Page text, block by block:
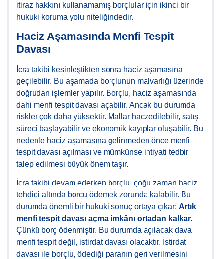
itiraz hakkını kullanamamış borçlular için ikinci bir
hukuki koruma yolu niteliğindedir.
Haciz Aşamasında Menfi Tespit
Davası
İcra takibi kesinleştikten sonra haciz aşamasına
geçilebilir. Bu aşamada borçlunun malvarlığı üzerinde
doğrudan işlemler yapılır. Borçlu, haciz aşamasında
dahi menfi tespit davası açabilir. Ancak bu durumda
riskler çok daha yüksektir. Mallar haczedilebilir, satış
süreci başlayabilir ve ekonomik kayıplar oluşabilir. Bu
nedenle haciz aşamasına gelinmeden önce menfi
tespit davası açılması ve mümkünse ihtiyati tedbir
talep edilmesi büyük önem taşır.
İcra takibi devam ederken borçlu, çoğu zaman haciz
tehdidi altında borcu ödemek zorunda kalabilir. Bu
durumda önemli bir hukuki sonuç ortaya çıkar: Artık
menfi tespit davası açma imkânı ortadan kalkar.
Çünkü borç ödenmiştir. Bu durumda açılacak dava
menfi tespit değil, istirdat davası olacaktır. İstirdat
davası ile borçlu, ödediği paranın geri verilmesini